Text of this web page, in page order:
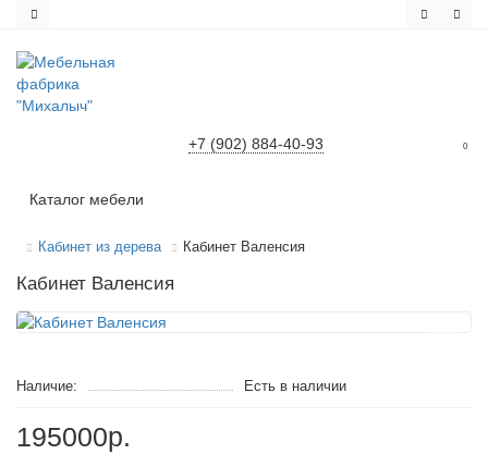
+7 (902) 884-40-93 0
Каталог мебели
Кабинет из дерева Кабинет Валенсия
Кабинет Валенсия
Наличие: Есть в наличии
195000р.